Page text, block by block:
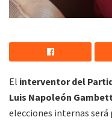
El interventor del
Luis Napoleón
elecciones internas será